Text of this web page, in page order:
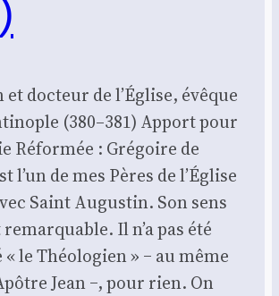
docteur de l’Église, évêque
(380–381) Apport pour
Réformée : Gré­goire de
l’un de mes Pères de l’É­glise
Saint Augus­tin. Son sens
Il n’a pas été
le Théo­lo­gien » ‒ au même
Jean ‒, pour rien. On